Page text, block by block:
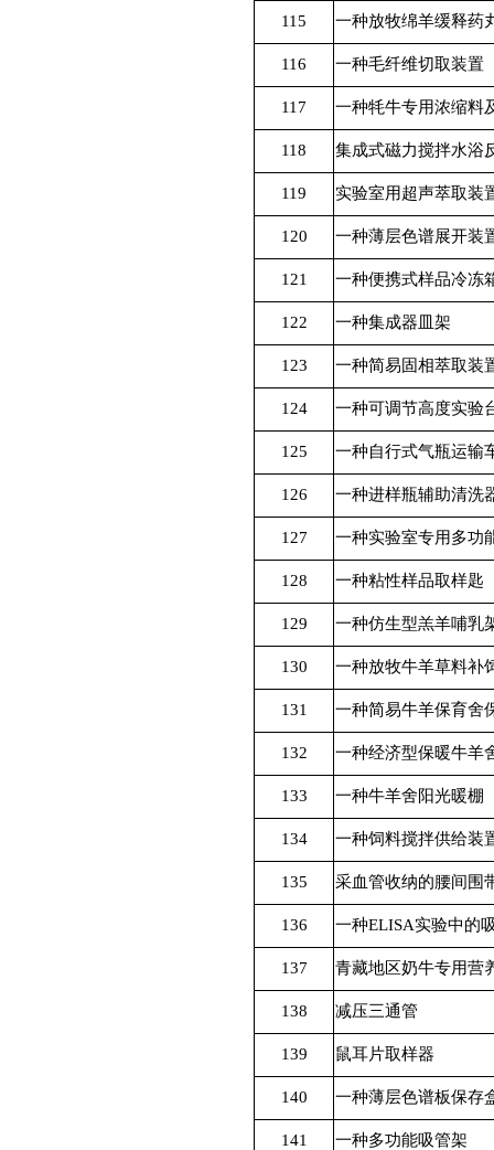
115 一种放牧绵羊缓释药
116 一种毛纤维切取装置
117 一种牦牛专用浓缩料
118 集成式磁力搅拌水浴
119 实验室用超声萃取装
120 一种薄层色谱展开装
121 一种便携式样品冷冻
122 一种集成器皿架
123 一种简易固相萃取装
124 一种可调节高度实验
125 一种自行式气瓶运输
126 一种进样瓶辅助清洗
127 一种实验室专用多功
128 一种粘性样品取样匙
129 一种仿生型羔羊哺乳
130 一种放牧牛羊草料补
131 一种简易牛羊保育舍
132 一种经济型保暖牛羊
133 一种牛羊舍阳光暖棚
134 一种饲料搅拌供给装
135 采血管收纳的腰间围
136 一种ELISA实验中的
137 青藏地区奶牛专用营
138 减压三通管
139 鼠耳片取样器
140 一种薄层色谱板保存
141 一种多功能吸管架